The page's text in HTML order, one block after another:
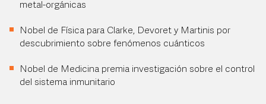
metal-orgánicas
Nobel de Física para Clarke, Devoret y Martinis por
descubrimiento sobre fenómenos cuánticos
Nobel de Medicina premia investigación sobre el control
del sistema inmunitario